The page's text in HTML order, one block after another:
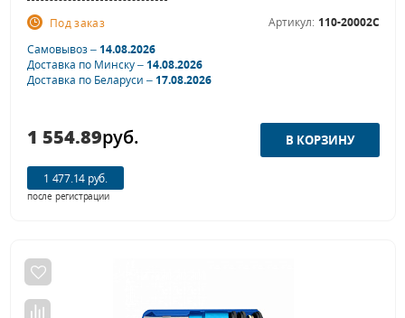
Под заказ
Артикул: 110-20002C
Самовывоз –14.08.2026
Доставка по Минску –14.08.2026
Доставка по Беларуси –17.08.2026
1 554.89руб.
1 477.14 руб.
после регистрации